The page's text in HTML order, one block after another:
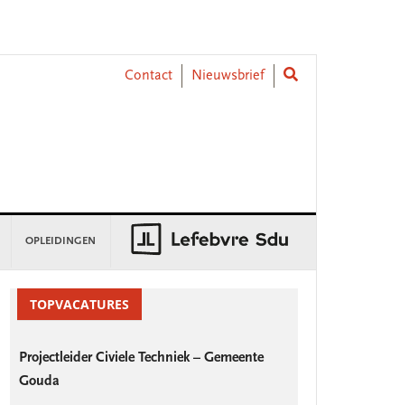
Contact
Nieuwsbrief
OPLEIDINGEN
SidebarTOPVACATURES
Projectleider Civiele Techniek – Gemeente
Gouda